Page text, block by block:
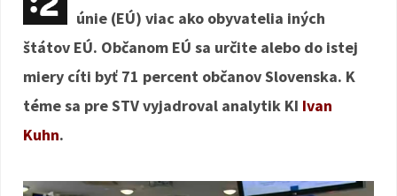
o e
únie (EÚ) viac ako obyvatelia iných
štátov EÚ. Občanom EÚ sa určite alebo do istej
miery cíti byť 71 percent občanov Slovenska. K
téme sa pre STV vyjadroval analytik KI Ivan
Kuhn.